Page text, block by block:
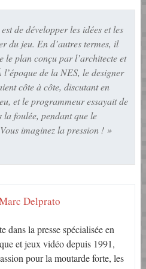
de développer les idées et les
du jeu. En d’autres termes, il
le plan conçu par l’architecte et
de la NES, le designer
côte à côte, discutant en
et le programmeur essayait de
foulée, pendant que le
imaginez la pression ! »
Delprato
dans la presse spécialisée en
et jeux vidéo depuis 1991,
pour la moutarde forte, les